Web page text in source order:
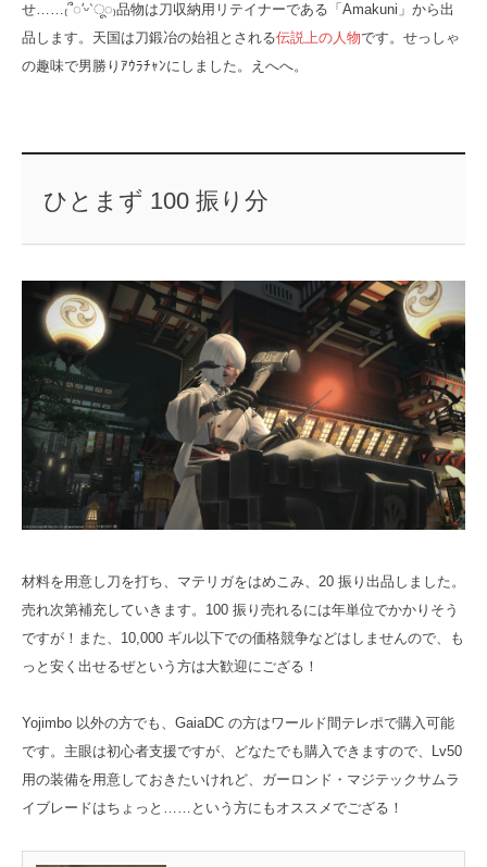
せ……₍՞◌′ᵕ‵ू◌₎品物は刀収納用リテイナーである「Amakuni」から出
品します。天国は刀鍛冶の始祖とされる伝説上の人物です。せっしゃ
の趣味で男勝りｱｳﾗﾁｬﾝにしました。えへへ。
ひとまず 100 振り分
材料を用意し刀を打ち、マテリガをはめこみ、20 振り出品しました。
売れ次第補充していきます。100 振り売れるには年単位でかかりそう
ですが！また、10,000 ギル以下での価格競争などはしませんので、も
っと安く出せるぜという方は大歓迎にござる！
Yojimbo 以外の方でも、GaiaDC の方はワールド間テレポで購入可能
です。主眼は初心者支援ですが、どなたでも購入できますので、Lv50
用の装備を用意しておきたいけれど、ガーロンド・マジテックサムラ
イブレードはちょっと……という方にもオススメでござる！